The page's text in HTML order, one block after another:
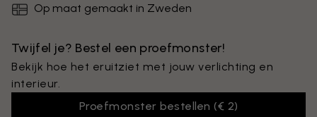
Op maat gemaakt in Zweden
Twijfel je? Bestel een proefmonster!
Bekijk hoe het eruitziet met jouw verlichting en
interieur.
Proefmonster bestellen (€ 2)